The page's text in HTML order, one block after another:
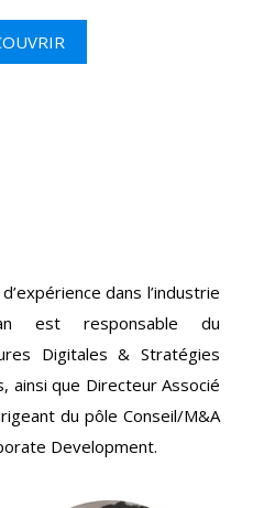
dans l’industrie
est responsable du
Digitales & Stratégies
ainsi que Directeur Associé
du pôle Conseil/M&A
Development.